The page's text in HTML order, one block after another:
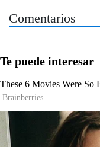
Comentarios